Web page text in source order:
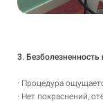
3. Безболезненность
· Процедура
· Нет покраснений,